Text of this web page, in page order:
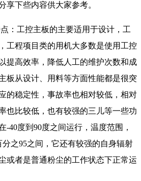
分享下些内容供大家参考。
：工控主板的主要适用于设计，工
工程项目类的用机大多数是使用工控
提高效率，降低人工的维护次数和成
板从设计、用料等方面性能都是很突
的稳定性，事故率也相对较低，相对
也比较低，也有较强的三儿等一些功
-40度到90度之间运行，温度范围，
之95之间，它还有较强的自身辐射
或者是普通粉尘的工作状态下正常运